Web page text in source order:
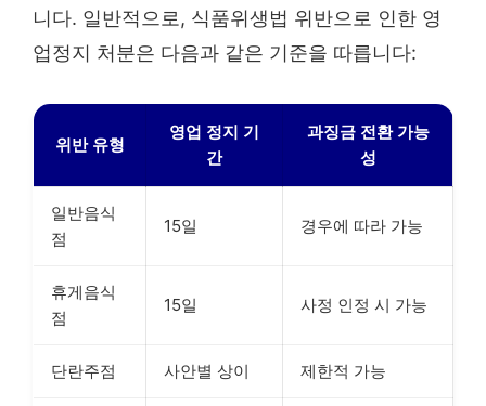
니다. 일반적으로, 식품위생법 위반으로 인한 영
업정지 처분은 다음과 같은 기준을 따릅니다:
위반 유형
영업 정지 기
간
과징금 전환 가능
성
일반음식
점
15일 경우에 따라 가능
휴게음식
점
15일 사정 인정 시 가능
단란주점 사안별 상이 제한적 가능